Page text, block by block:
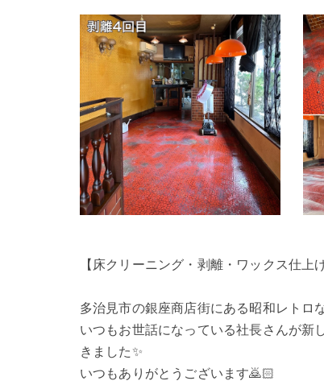
空室クリ
内装リフ
【床クリーニング・剥離・ワックス仕上
多治見市の銀座商店街にある昭和レトロ
いつもお世話になっている社長さんが
きました✨
いつもありがとうございます🙇🏻